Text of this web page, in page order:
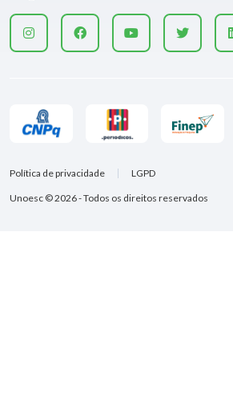
Unoesc © 2026 - Todos os direitos reservados
Política de privacidade LGPD